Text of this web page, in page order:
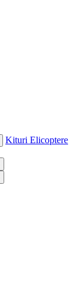
Kituri Elicoptere